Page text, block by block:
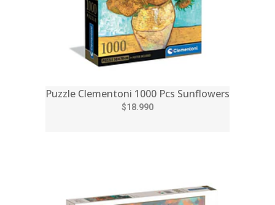
Puzzle Clementoni 1000 Pcs Sunflowers
$18.990